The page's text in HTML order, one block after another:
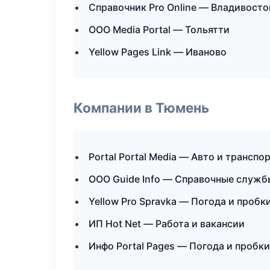
Справочник Pro Online —
ООО Media Portal — Тольятти
Yellow Pages Link — Иваново
Компании в Тюмень
Portal Portal Media — Авто и
ООО Guide Info — Справочные
Yellow Pro Spravka — Погода и
ИП Hot Net — Работа и вакансии
Инфо Portal Pages — Погода и пробки